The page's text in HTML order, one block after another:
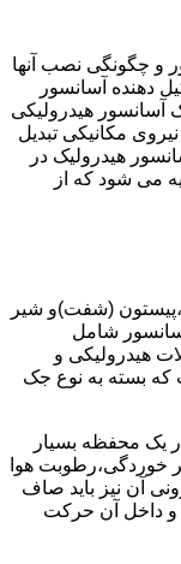
و چگونگی نصب آنها
دهنده آسانسور
آسانسور هیدرولیکی
مکانیکی تبدیل
هیدرولیک در
می شود که از
(شفت)و شیر
شامل
هیدرولیکی و
بسته به نوع جک
یک محفظه بسیار
خوردگی،رطوبت هوا
آن نیز باید صاف
و داخل آن حرکت